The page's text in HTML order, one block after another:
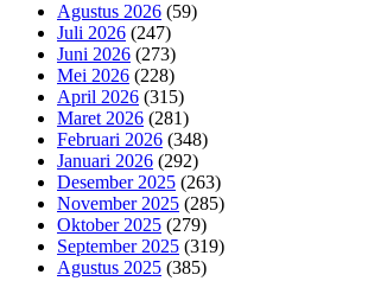
Agustus 2026 (59)
Juli 2026 (247)
Juni 2026 (273)
Mei 2026 (228)
April 2026 (315)
Maret 2026 (281)
Februari 2026 (348)
Januari 2026 (292)
Desember 2025 (263)
November 2025 (285)
Oktober 2025 (279)
September 2025 (319)
Agustus 2025 (385)